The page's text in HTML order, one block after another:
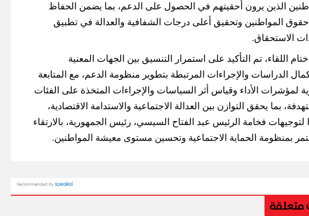
الذين يرون أحقيتهم في الحصول على الدعم، بما يضمن الحفاظ
المواطنين وتحقيق أعلى درجات الشفافية والعدالة في تطبيق
الاستحقاق.
اللقاء، تم التأكيد على استمرار التنسيق بين الجهات المعنية
الدراسات والإجراءات المرتبطة بتطوير منظومة الدعم، مع المتابعة
لمؤشرات الأداء وقياس أثر السياسات والإجراءات المتخذة على الفئات
بما يحقق التوازن بين العدالة الاجتماعية والاستدامة الاقتصادية،
لتوجيهات فخامة الرئيس عبد الفتاح السيسي، رئيس الجمهورية، بالارتقاء
بمنظومة الحماية الاجتماعية وتحسين مستوى معيشة المواطنين.